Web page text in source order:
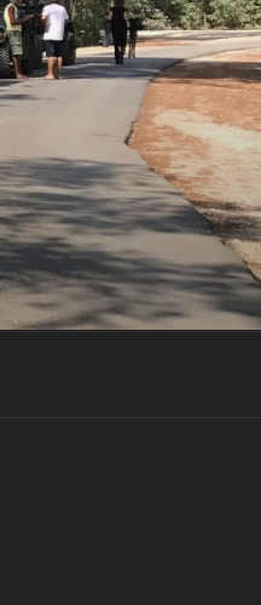
דילוג
לתוכן